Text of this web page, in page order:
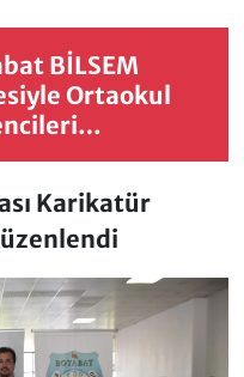
BİLSEM
Ortaokul
Karikatür